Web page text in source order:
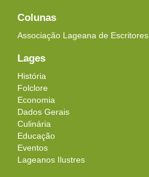
Colunas
Associação Lageana de Escritores
Lages
História
Folclore
Economia
Dados Gerais
Culinária
Educação
Eventos
Lageanos Ilustres